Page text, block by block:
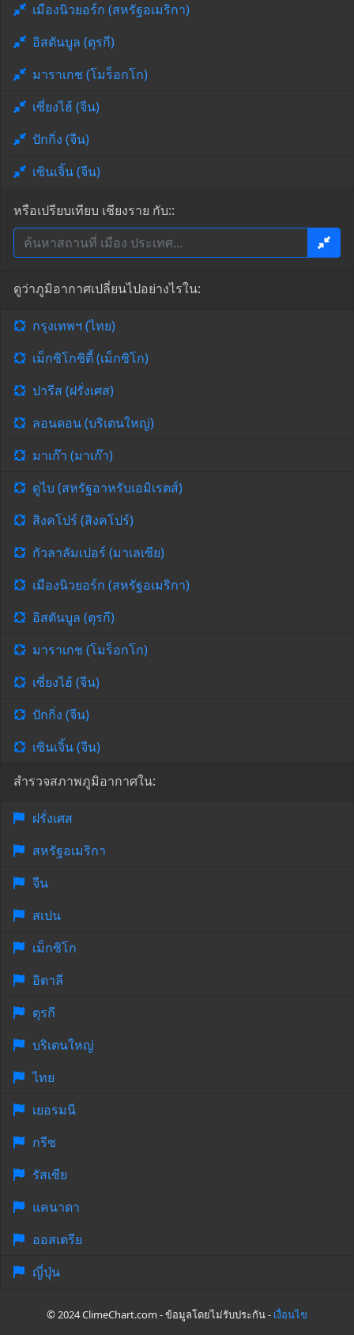
เมืองนิวยอร์ก (สหรัฐอเมริกา)
อิสตันบูล (ตุรกี)
มาราเกช (โมร็อกโก)
เซี่ยงไฮ้ (จีน)
ปักกิ่ง (จีน)
เซินเจิ้น (จีน)
หรือเปรียบเทียบ เชียงราย กับ::
ดูว่าภูมิอากาศเปลี่ยนไปอย่างไรใน:
กรุงเทพฯ (ไทย)
เม็กซิโกซิตี้ (เม็กซิโก)
ปารีส (ฝรั่งเศส)
ลอนดอน (บริเตนใหญ่)
มาเก๊า (มาเก๊า)
ดูไบ (สหรัฐอาหรับเอมิเรตส์)
สิงคโปร์ (สิงคโปร์)
กัวลาลัมเปอร์ (มาเลเซีย)
เมืองนิวยอร์ก (สหรัฐอเมริกา)
อิสตันบูล (ตุรกี)
มาราเกช (โมร็อกโก)
เซี่ยงไฮ้ (จีน)
ปักกิ่ง (จีน)
เซินเจิ้น (จีน)
สำรวจสภาพภูมิอากาศใน:
ฝรั่งเศส
สหรัฐอเมริกา
จีน
สเปน
เม็กซิโก
อิตาลี
ตุรกี
บริเตนใหญ่
ไทย
เยอรมนี
กรีซ
รัสเซีย
แคนาดา
ออสเตรีย
ญี่ปุ่น
© 2024 ClimeChart.com - ข้อมูลโดยไม่รับประกัน - เงื่อนไข